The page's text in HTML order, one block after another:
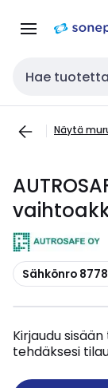
navigointiin
Haku
Näytä
Kopioi
Sähkönro
Kirjaudu
tehdäksesi